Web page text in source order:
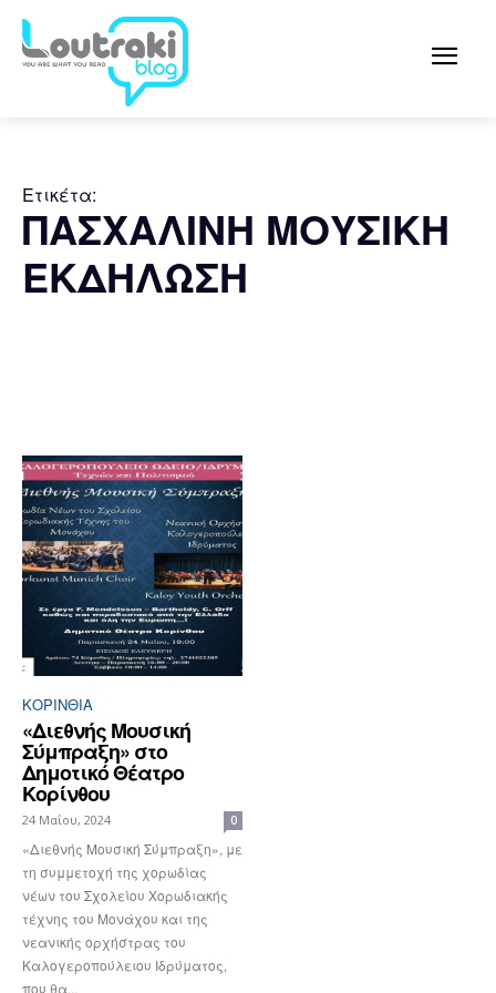
Ετικέτα:
ΠΑΣΧΑΛΙΝΗ ΜΟΥΣΙΚΗ
ΕΚΔΗΛΩΣΗ
ΚΟΡΙΝΘΊΑ
«Διεθνής Μουσική
Σύμπραξη» στο
Δημοτικό Θέατρο
Κορίνθου
24 Μαΐου, 2024 0
«Διεθνής Μουσική Σύμπραξη», με
τη συμμετοχή της χορωδίας
νέων του Σχολείου Χορωδιακής
τέχνης του Μονάχου και της
νεανικής ορχήστρας του
Καλογεροπούλειου Ιδρύματος,
που θα...